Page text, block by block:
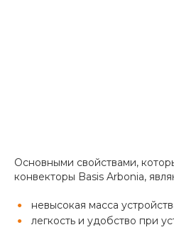
Основными свойствами,
конвекторы Basis Arbonia,
невысокая масса
легкость и удобство при